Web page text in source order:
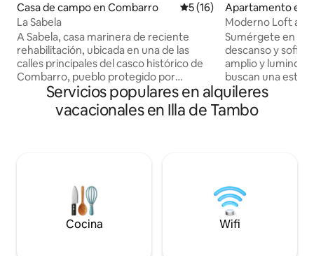
Casa de campo en Combarro Calificación promedio: 5 de
5 (16)
La Sabela
A Sabela, casa marinera de reciente
rehabilitación, ubicada en una de las
calles principales del casco histórico de
Combarro, pueblo protegido por
patrimonio y catalogado como conjunto
histórico artístico por sus
construcciones de casas típicas de
kilómetros de Pontevedra, 14 de
Sanxenxo, 28 de la isla de A Toxa y 66 de
Santiago de Compostela. VUT-PO-
Apartamento en
Moderno Loft al
Sumérgete en
descanso y
amplio y
buscan una
estilo y
la ciudad, el
de partida ideal
aquí encontrarás
entre exploración
Servicios populares en alquileres
vacacionales en Illa de Tambo
Cocina Wifi